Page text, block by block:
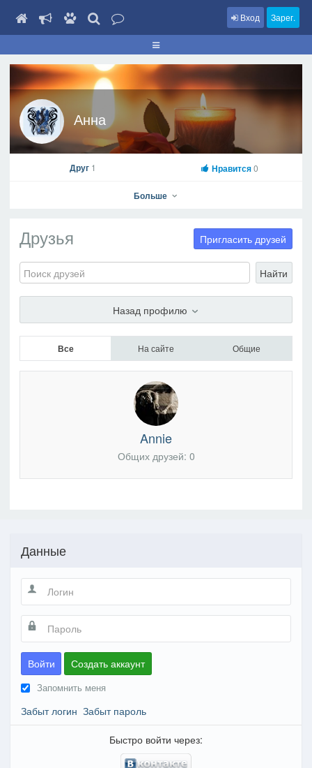
Вход Зарег.
Анна
Анна
На профиль
Фото Видео
Друг 1 Нравится0
Больше
Друзья
Найти
Пригласить друзей
Назад профилю
Все На сайте Общие
Annie
Общих друзей: 0
Данные
Войти Создать аккаунт
Запомнить меня
Забыт логин Забыт пароль
Быстро войти через: